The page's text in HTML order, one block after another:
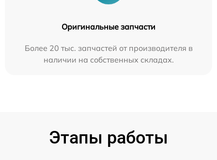
Оригинальные запчасти
Более 20 тыс. запчастей от производителя в
наличии на собственных складах.
Этапы работы